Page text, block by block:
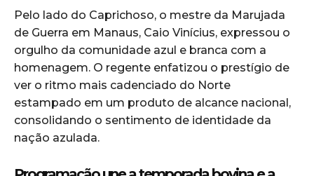
Pelo lado do Caprichoso, o mestre da Marujada
de Guerra em Manaus, Caio Vinícius, expressou o
orgulho da comunidade azul e branca com a
homenagem. O regente enfatizou o prestígio de
ver o ritmo mais cadenciado do Norte
estampado em um produto de alcance nacional,
consolidando o sentimento de identidade da
nação azulada.